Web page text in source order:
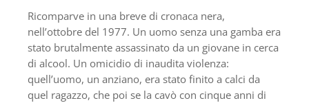
Ricomparve in una breve di cronaca nera,
nell’ottobre del 1977. Un uomo senza una gamba era
stato brutalmente assassinato da un giovane in cerca
di alcool. Un omicidio di inaudita violenza:
quell’uomo, un anziano, era stato finito a calci da
quel ragazzo, che poi se la cavò con cinque anni di